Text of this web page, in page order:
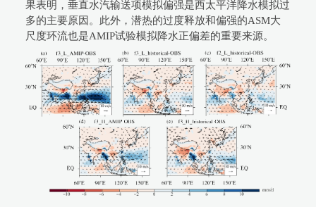
果表明，垂直水汽输送项模拟偏强是西太平洋降水模拟过
多的主要原因。此外，潜热的过度释放和偏强的ASM大
尺度环流也是AMIP试验模拟降水正偏差的重要来源。